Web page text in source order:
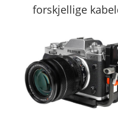
forskjellige